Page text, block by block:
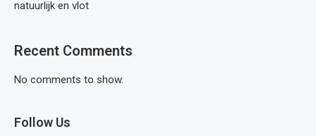
natuurlijk en vlot
Recent Comments
No comments to show.
Follow Us